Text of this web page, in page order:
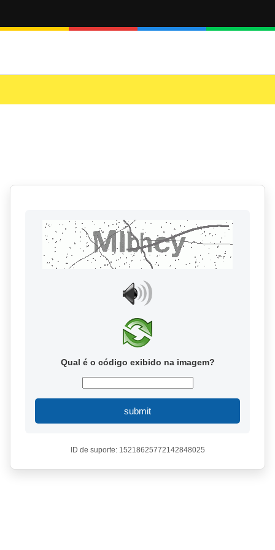
Qual é o código exibido na imagem?
submit
ID de suporte: 15218625772142848025